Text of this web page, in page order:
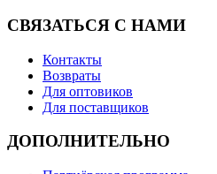
СВЯЗАТЬСЯ С НАМИ
Контакты
Возвраты
Для оптовиков
Для поставщиков
ДОПОЛНИТЕЛЬНО